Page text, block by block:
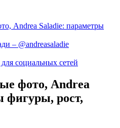
Andrea Saladie: параметры
– @andreasaladie
социальных сетей
фото, Andrea
фигуры, рост,